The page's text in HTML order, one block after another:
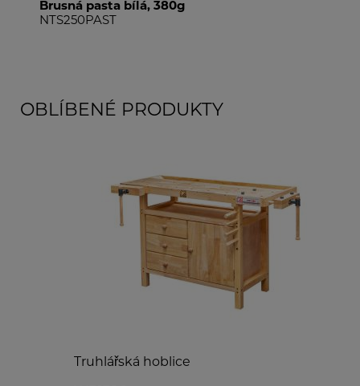
Brusná pasta bílá, 380g
NTS250PAST
OBLÍBENÉ PRODUKTY
Truhlářská hoblice